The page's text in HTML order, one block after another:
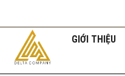
dung
GIỚI THIỆU